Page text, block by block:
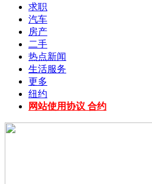
求职
汽车
房产
二手
热点新闻
生活服务
更多
纽约
网站使用协议 合约